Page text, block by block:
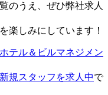
のうえ、ぜひ弊社求人
楽しみにしています！
テル＆ビルマネジメン
新規スタッフを求人中で